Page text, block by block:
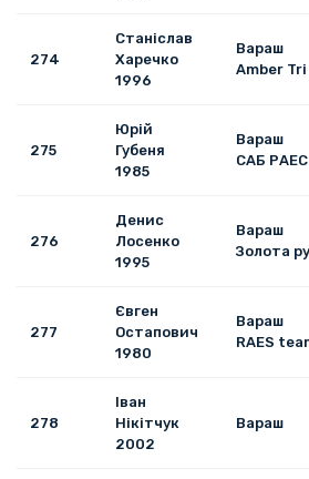
274
Станіслав
Харечко
1996
Вараш
Amber
275
Юрій
Губеня
1985
Вараш
САБ
276
Денис
Лосенко
1995
Вараш
Золота
277
Євген
Остапович
1980
Вараш
RAES
278
Іван
Нікітчук
2002
Вараш